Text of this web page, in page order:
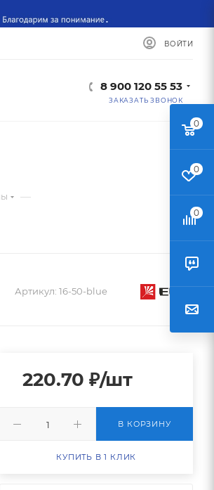
ВОЙТИ
8 900 120 55 53
ЗАКАЗАТЬ ЗВОНОК
—
Артикул: 16-50-blue
220.70 ₽/шт
В КОРЗИНУ
КУПИТЬ В 1 КЛИК
0
0
0